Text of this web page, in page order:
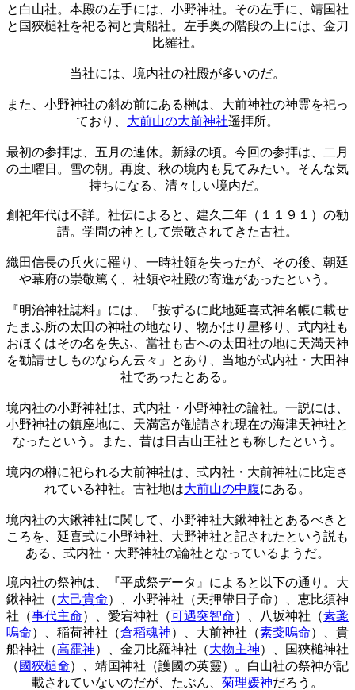
と白山社。本殿の左手には、小野神社。その左手に、靖国社
と国狹槌社を祀る祠と貴船社。左手奥の階段の上には、金刀
比羅社。
当社には、境内社の社殿が多いのだ。
また、小野神社の斜め前にある榊は、大前神社の神霊を祀っ
ており、 大前山の大前神社遥拝所。
最初の参拝は、五月の連休。新緑の頃。今回の参拝は、二月
の土曜日。雪の朝。再度、秋の境内も見てみたい。そんな気
持ちになる、清々しい境内だ。
創祀年代は不詳。社伝によると、建久二年（１１９１）の勧
請。学問の神として崇敬されてきた古社。
織田信長の兵火に罹り、一時社領を失ったが、その後、朝廷
や幕府の崇敬篤く、社領や社殿の寄進があったという。
『明治神社誌料』には、「按ずるに此地延喜式神名帳に載せ
たまふ所の太田の神社の地なり、物かはり星移り、式内社も
おほくはその名を失ふ、當社も古への太田社の地に天満天神
を勧請せしものならん云々」とあり、当地が式内社・大田神
社であったとある。
境内社の小野神社は、式内社・小野神社の論社。一説には、
小野神社の鎮座地に、天満宮が勧請され現在の海津天神社と
なったという。また、昔は日吉山王社とも称したという。
境内の榊に祀られる大前神社は、式内社・大前神社に比定さ
れている神社。古社地は大前山の中腹にある。
境内社の大鍬神社に関して、小野神社大鍬神社とあるべきと
ころを、延喜式に小野神社、大野神社と記されたという説も
ある、式内社・大野神社の論社となっているようだ。
境内社の祭神は、『平成祭データ』によると以下の通り。大
鍬神社（大己貴命）、小野神社（天押帶日子命）、恵比須神
社（事代主命）、愛宕神社（可遇突智命）、八坂神社（素戔
嗚命）、稲荷神社（倉稻魂神）、大前神社（素戔嗚命）、貴
船神社（高靇神）、金刀比羅神社（大物主神）、国狹槌神社
（ 國狹槌命）、靖国神社（護國の英靈）。白山社の祭神が記
載されていないのだが、たぶん、 菊理媛神だろう。